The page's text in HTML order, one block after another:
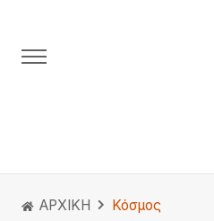
ΑΡΧΙΚΗ Κόσμος